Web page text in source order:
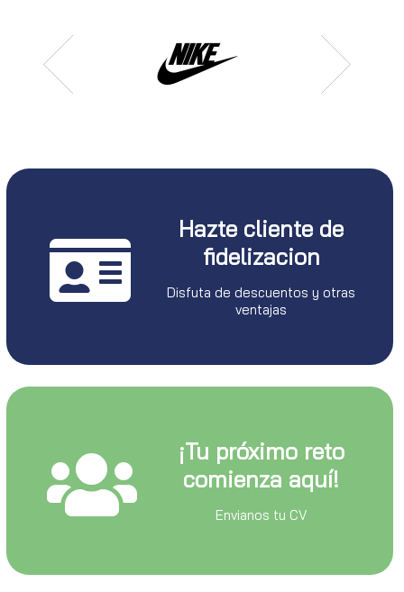
Hazte cliente de
fidelizacion
Disfuta de descuentos y otras
ventajas
¡Tu próximo reto
comienza aquí!
Envianos tu CV